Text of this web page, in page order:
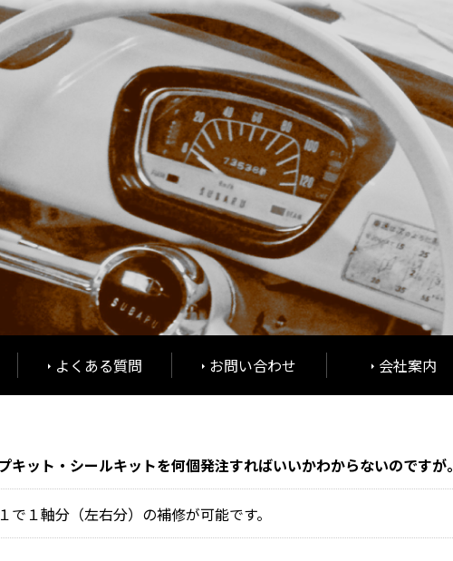
よくある質問 お問い合わせ 会社案内
キット・シールキットを何個発注すればいいかわからないのですが。
で１軸分（左右分）の補修が可能です。